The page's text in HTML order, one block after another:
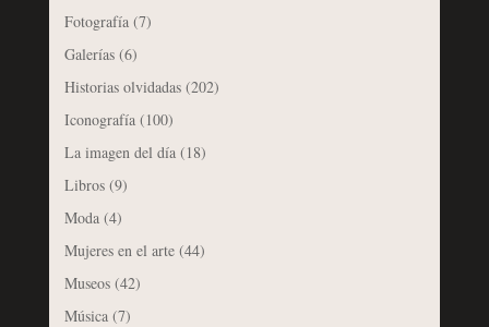
Fotografía(7)
Galerías(6)
Historias olvidadas(202)
Iconografía(100)
La imagen del día(18)
Libros(9)
Moda(4)
Mujeres en el arte(44)
Museos(42)
Música(7)